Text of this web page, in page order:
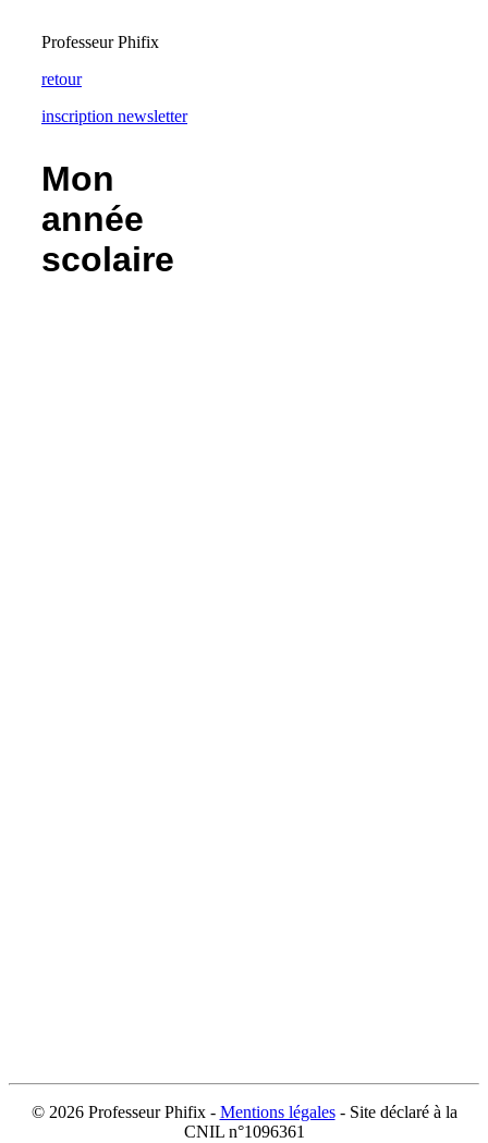
Professeur Phifix
retour
inscription newsletter
Mon
année
scolaire
© 2026 Professeur Phifix - Mentions légales- Site déclaré à la
CNIL n°1096361